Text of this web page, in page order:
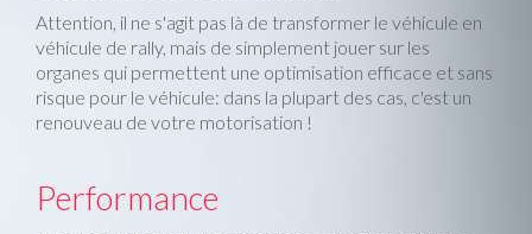
Attention, il ne s'agit pas là de transformer le véhicule en
véhicule de rally, mais de simplement jouer sur les
organes qui permettent une optimisation efficace et sans
risque pour le véhicule: dans la plupart des cas, c'est un
renouveau de votre motorisation !
Performance